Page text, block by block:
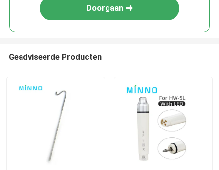
Doorgaan
Geadviseerde Producten